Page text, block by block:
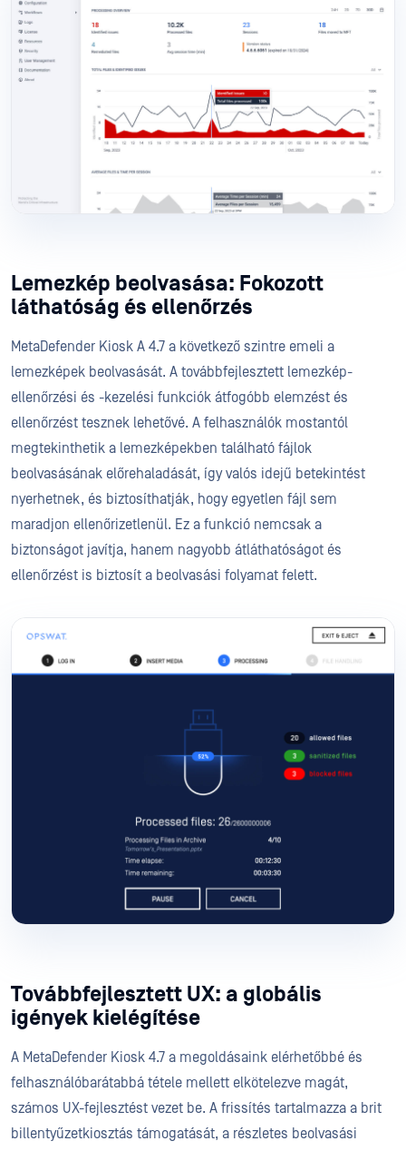
Lemezkép beolvasása: Fokozott
láthatóság és ellenőrzés
MetaDefender Kiosk A 4.7 a következő szintre emeli a
lemezképek beolvasását. A továbbfejlesztett lemezkép-
ellenőrzési és -kezelési funkciók átfogóbb elemzést és
ellenőrzést tesznek lehetővé. A felhasználók mostantól
megtekinthetik a lemezképekben található fájlok
beolvasásának előrehaladását, így valós idejű betekintést
nyerhetnek, és biztosíthatják, hogy egyetlen fájl sem
maradjon ellenőrizetlenül. Ez a funkció nemcsak a
biztonságot javítja, hanem nagyobb átláthatóságot és
ellenőrzést is biztosít a beolvasási folyamat felett.
Továbbfejlesztett UX: a globális
igények kielégítése
A MetaDefender Kiosk 4.7 a megoldásaink elérhetőbbé és
felhasználóbarátabbá tétele mellett elkötelezve magát,
számos UX-fejlesztést vezet be. A frissítés tartalmazza a brit
billentyűzetkiosztás támogatását, a részletes beolvasási